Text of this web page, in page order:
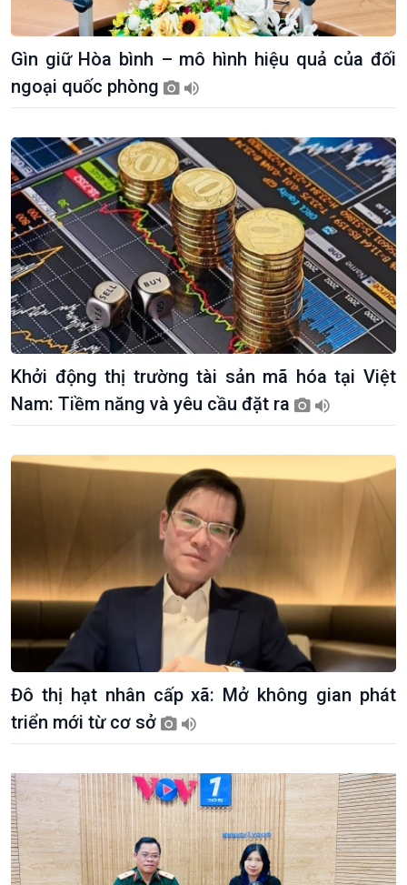
Trước giờ mở cửa
Dòng chảy Kinh tế
Sức sống hàng Việt
Khởi nghiệp
Tuyên chiến với gian lận
đảo
Mùa vàng
Biển đảo Việt Nam
Nam
Gìn giữ Hòa bình – mô hình hiệu quả của đối
ngoại quốc phòng
Khởi động thị trường tài sản mã hóa tại Việt
Nam: Tiềm năng và yêu cầu đặt ra
Đô thị hạt nhân cấp xã: Mở không gian phát
triển mới từ cơ sở